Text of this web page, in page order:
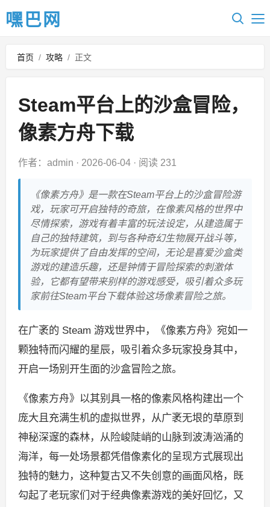
嘿巴网
首页 / 攻略 / 正文
Steam平台上的沙盒冒险，
像素方舟下载
作者：admin · 2026-06-04· 阅读 231
《像素方舟》是一款在Steam平台上的沙盒冒险游
戏，玩家可开启独特的奇旅，在像素风格的世界中
尽情探索，游戏有着丰富的玩法设定，从建造属于
自己的独特建筑，到与各种奇幻生物展开战斗等，
为玩家提供了自由发挥的空间，无论是喜爱沙盒类
游戏的建造乐趣，还是钟情于冒险探索的刺激体
验，它都有望带来别样的游戏感受，吸引着众多玩
家前往Steam平台下载体验这场像素冒险之旅。
在广袤的 Steam 游戏世界中，《像素方舟》宛如一
颗独特而闪耀的星辰，吸引着众多玩家投身其中，
开启一场别开生面的沙盒冒险之旅。
《像素方舟》以其别具一格的像素风格构建出一个
庞大且充满生机的虚拟世界，从广袤无垠的草原到
神秘深邃的森林，从险峻陡峭的山脉到波涛汹涌的
海洋，每一处场景都凭借像素化的呈现方式展现出
独特的魅力，这种复古又不失创意的画面风格，既
勾起了老玩家们对于经典像素游戏的美好回忆，又